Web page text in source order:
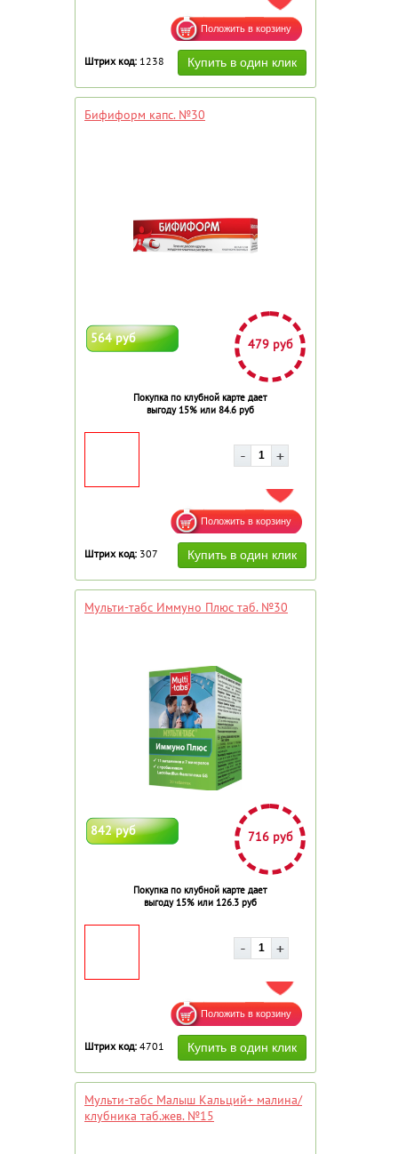
Штрих код: 1238
Бифиформ капс. №30
564 руб 479 руб
Покупка по клубной карте дает
выгоду 15% или 84.6 руб
ДОБАВИТЬ В ИЗБРАННОЕ
Штрих код: 307
Мульти-табс Иммуно Плюс таб. №30
842 руб 716 руб
Покупка по клубной карте дает
выгоду 15% или 126.3 руб
ДОБАВИТЬ В ИЗБРАННОЕ
Штрих код: 4701
Мульти-табс Малыш Кальций+ малина/
клубника таб.жев. №15